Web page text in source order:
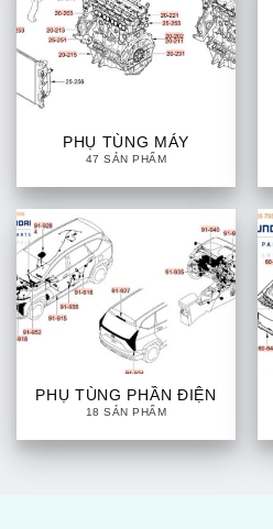
PHỤ TÙNG MÁY
47 SẢN PHẨM
PHỤ TÙNG PHẦN ĐIỆN
18 SẢN PHẨM